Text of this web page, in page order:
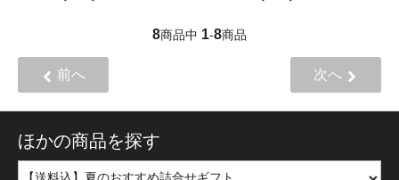
8商品中 1-8商品
前へ 次へ
ほかの商品を探す